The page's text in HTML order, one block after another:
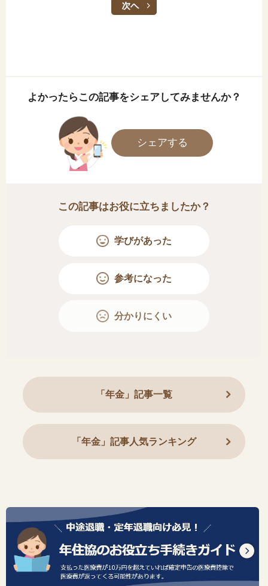
よかったらこの記事をシェアしてみませんか？
シェアする
この記事はお役に立ちましたか？
学びがあった
参考になった
分かりにくい
「年金」記事一覧
「年金」記事人気ランキング